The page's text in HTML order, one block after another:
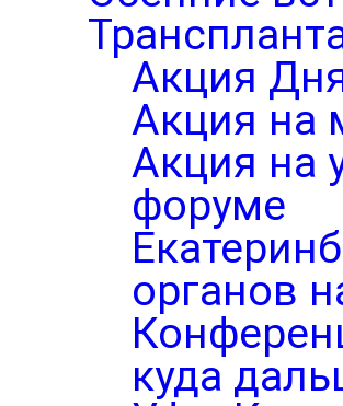
Акция
Акция на
Акция на
форуме
органов
куда